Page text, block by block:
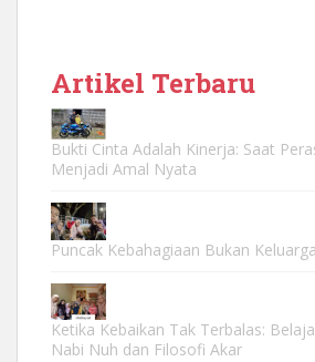
Artikel Terbaru
Bukti Cinta Adalah Kinerja: Saat
Menjadi Amal Nyata
Puncak Kebahagiaan Bukan
Ketika Kebaikan Tak Terbalas:
Nabi Nuh dan Filosofi Akar